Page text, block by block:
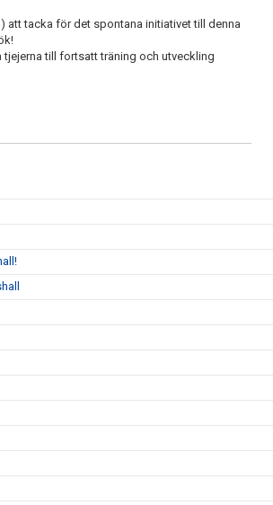
att tacka för det spontana initiativet till denna
till fortsatt träning och utveckling